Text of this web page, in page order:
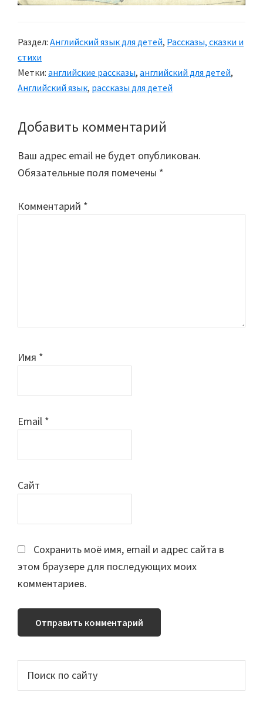
Раздел: Английский язык для детей, Рассказы, сказки и
стихи
Метки: английские рассказы, английский для детей,
Английский язык, рассказы для детей
Reader
Interactions
Добавить комментарий
Ваш адрес email не будет опубликован.
Обязательные поля помечены *
Комментарий *
Имя *
Email *
Сайт
Сохранить моё имя, email и адрес сайта в
этом браузере для последующих моих
комментариев.
Основной
сайдбар